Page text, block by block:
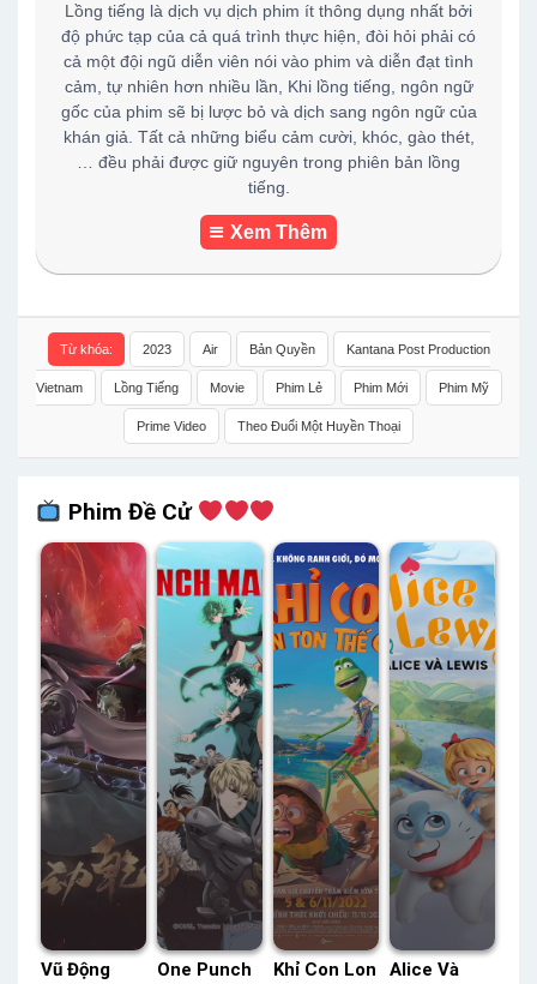
Lồng tiếng là dịch vụ dịch phim ít thông dụng nhất bởi
độ phức tạp của cả quá trình thực hiện, đòi hỏi phải có
cả một đội ngũ diễn viên nói vào phim và diễn đạt tình
cảm, tự nhiên hơn nhiều lần, Khi lồng tiếng, ngôn ngữ
gốc của phim sẽ bị lược bỏ và dịch sang ngôn ngữ của
khán giả. Tất cả những biểu cảm cười, khóc, gào thét,
… đều phải được giữ nguyên trong phiên bản lồng
tiếng.
Xem Thêm
Từ khóa: 2023 Air Bản Quyền Kantana Post Production
Vietnam Lồng Tiếng Movie Phim Lẻ Phim Mới Phim Mỹ
Prime Video Theo Đuổi Một Huyền Thoại
Phim Đề Cử
Vũ Động
One Punch
Khỉ Con Lon
Alice Và